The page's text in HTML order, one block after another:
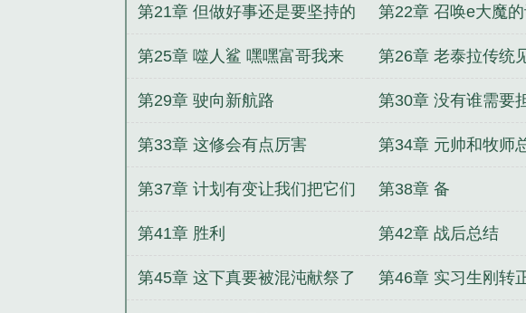
人类而战
第21章 但做好事还是要坚持的 第22章 召唤e大魔
第25章 噬人鲨 嘿嘿富哥我来
哩
第26章 老泰拉传统
第29章 驶向新航路 第30章 没有谁需要
第33章 这修会有点厉害 第34章 元帅和牧师
魔怔
第37章 计划有变让我们把它们
都鲨了
第38章 备
第41章 胜利 第42章 战后总结
第45章 这下真要被混沌献祭了 第46章 实习生刚转